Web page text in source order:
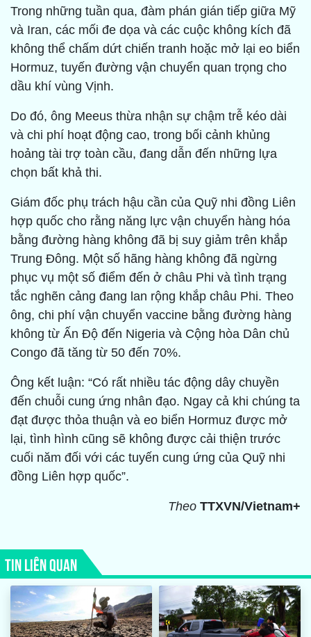
Trong những tuần qua, đàm phán gián tiếp giữa Mỹ
và Iran, các mối đe dọa và các cuộc không kích đã
không thể chấm dứt chiến tranh hoặc mở lại eo biển
Hormuz, tuyến đường vận chuyển quan trọng cho
dầu khí vùng Vịnh.
Do đó, ông Meeus thừa nhận sự chậm trễ kéo dài
và chi phí hoạt động cao, trong bối cảnh khủng
hoảng tài trợ toàn cầu, đang dẫn đến những lựa
chọn bất khả thi.
Giám đốc phụ trách hậu cần của Quỹ nhi đồng Liên
hợp quốc cho rằng năng lực vận chuyển hàng hóa
bằng đường hàng không đã bị suy giảm trên khắp
Trung Đông. Một số hãng hàng không đã ngừng
phục vụ một số điểm đến ở châu Phi và tình trạng
tắc nghẽn cảng đang lan rộng khắp châu Phi. Theo
ông, chi phí vận chuyển vaccine bằng đường hàng
không từ Ấn Độ đến Nigeria và Cộng hòa Dân chủ
Congo đã tăng từ 50 đến 70%.
Ông kết luận: “Có rất nhiều tác động dây chuyền
đến chuỗi cung ứng nhân đạo. Ngay cả khi chúng ta
đạt được thỏa thuận và eo biển Hormuz được mở
lại, tình hình cũng sẽ không được cải thiện trước
cuối năm đối với các tuyến cung ứng của Quỹ nhi
đồng Liên hợp quốc”.
Theo TTXVN/Vietnam+
TIN LIÊN QUAN